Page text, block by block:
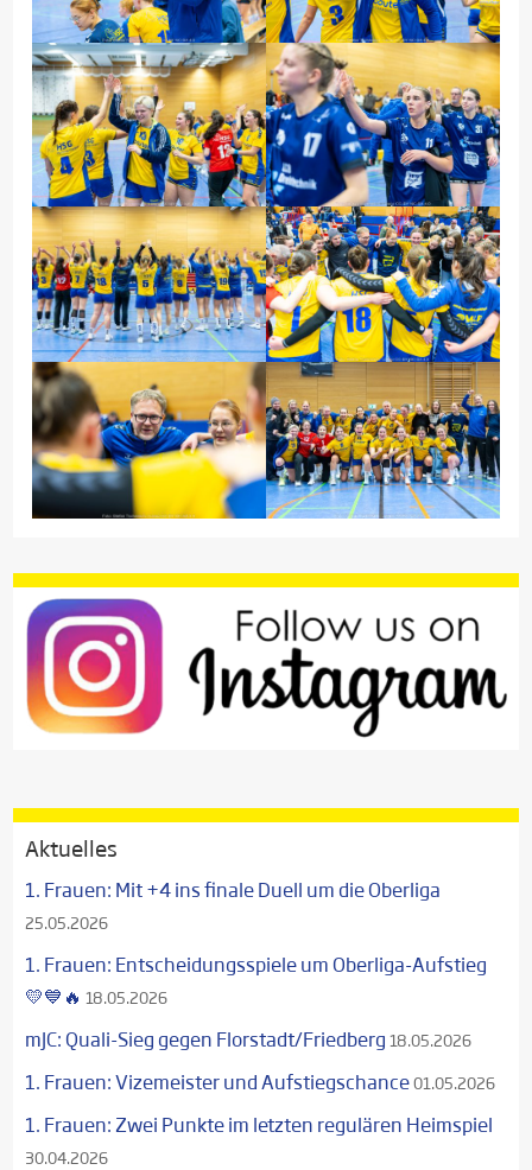
Aktuelles
1. Frauen: Mit +4 ins finale Duell um die Oberliga
25.05.2026
1. Frauen: Entscheidungsspiele um Oberliga-Aufstieg
💛💙🔥 18.05.2026
mJC: Quali-Sieg gegen Florstadt/Friedberg 18.05.2026
1. Frauen: Vizemeister und Aufstiegschance01.05.2026
1. Frauen: Zwei Punkte im letzten regulären Heimspiel
30.04.2026